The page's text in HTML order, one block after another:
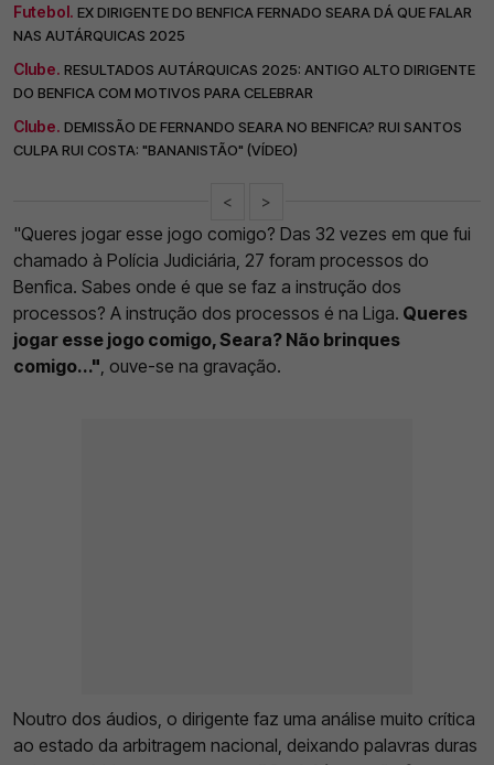
Futebol. EX DIRIGENTE DO BENFICA FERNADO SEARA DÁ QUE FALAR
NAS AUTÁRQUICAS 2025
Clube. RESULTADOS AUTÁRQUICAS 2025: ANTIGO ALTO DIRIGENTE
DO BENFICA COM MOTIVOS PARA CELEBRAR
Clube. DEMISSÃO DE FERNANDO SEARA NO BENFICA? RUI SANTOS
CULPA RUI COSTA: "BANANISTÃO" (VÍDEO)
< >
"Queres jogar esse jogo comigo? Das 32 vezes em que fui
chamado à Polícia Judiciária, 27 foram processos do
Benfica. Sabes onde é que se faz a instrução dos
processos? A instrução dos processos é na Liga. Queres
jogar esse jogo comigo, Seara? Não brinques
comigo..." , ouve-se na gravação.
Noutro dos áudios, o dirigente faz uma análise muito crítica
ao estado da arbitragem nacional, deixando palavras duras